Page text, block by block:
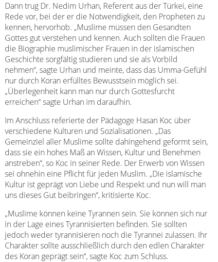
Dann trug Dr. Nedim Urhan, Referent aus der Türkei, eine
Rede vor, bei der er die Notwendigkeit, den Propheten zu
kennen, hervorhob. „Muslime müssen den Gesandten
Gottes gut verstehen und kennen. Auch sollten die Frauen
die Biographie muslimischer Frauen in der islamischen
Geschichte sorgfältig studieren und sie als Vorbild
nehmen“, sagte Urhan und meinte, dass das Umma-Gefühl
nur durch Koran erfülltes Bewusstsein möglich sei.
„Überlegenheit kann man nur durch Gottesfurcht
erreichen“ sagte Urhan im daraufhin.
Im Anschluss referierte der Pädagoge Hasan Koc über
verschiedene Kulturen und Sozialisationen. „Das
Gemeinziel aller Muslime sollte dahingehend geformt sein,
dass sie ein hohes Maß an Wissen, Kultur und Benehmen
anstreben“, so Koc in seiner Rede. Der Erwerb von Wissen
sei ohnehin eine Pflicht für jeden Muslim. „Die islamische
Kultur ist geprägt von Liebe und Respekt und nun will man
uns dieses Gut beibringen“, kritisierte Koc.
„Muslime können keine Tyrannen sein. Sie können sich nur
in der Lage eines Tyrannisierten befinden. Sie sollten
jedoch weder tyrannisieren noch die Tyrannei zulassen. Ihr
Charakter sollte ausschließlich durch den edlen Charakter
des Koran geprägt sein“, sagte Koc zum Schluss.